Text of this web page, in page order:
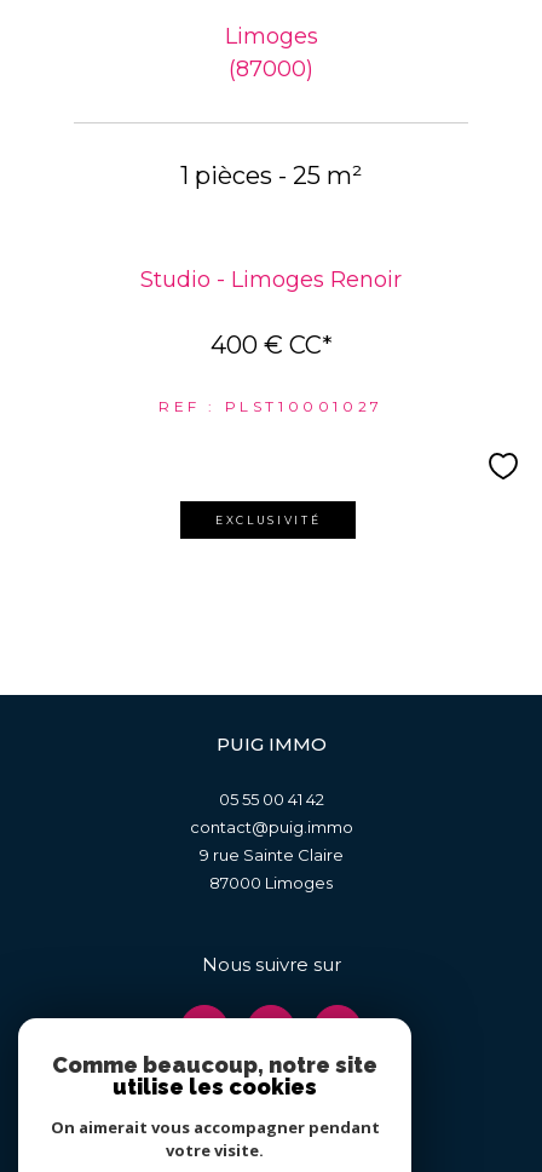
Limoges
(87000)
1 pièces - 25 m²
Studio - Limoges Renoir
400 € CC*
REF : PLST10001027
EXCLUSIVITÉ
PUIG IMMO
05 55 00 41 42
contact@puig.immo
9 rue Sainte Claire
87000
limoges
Nous suivre sur
Adhérents
Comme beaucoup, notre site
utilise les cookies
On aimerait vous accompagner pendant
votre visite.